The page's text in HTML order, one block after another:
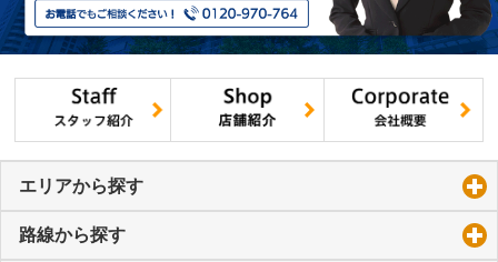
エリアから探す
路線から探す